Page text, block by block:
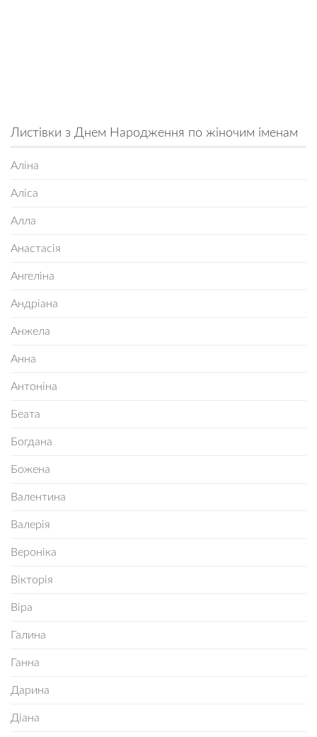
Листівки з Днем Народження по жіночим іменам
Аліна
Аліса
Алла
Анастасія
Ангеліна
Андріана
Анжела
Анна
Антоніна
Беата
Богдана
Божена
Валентина
Валерія
Вероніка
Вікторія
Віра
Галина
Ганна
Дарина
Діана